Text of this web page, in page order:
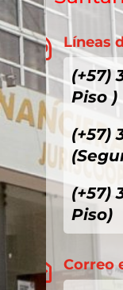
 Líneas
(+57)
Piso )
(+57)
(+57)
Piso)
 Correo